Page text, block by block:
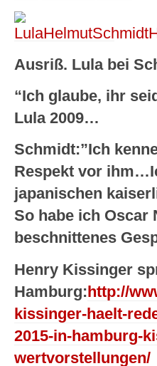
Ausriß. Lula bei
“Ich glaube, ihr
Lula 2009…
Schmidt:”Ich
Respekt vor
japanischen
So habe ich Oscar
beschnittenes
Henry Kissinger
Hamburg: http://
kissinger-haelt-
2015-in-hamburg-
wertvorstellungen/